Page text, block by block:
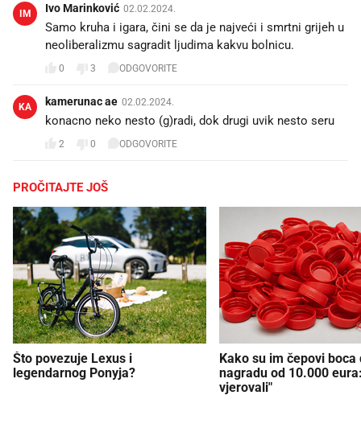
IM Ivo Marinković 02.02.2024.
Samo kruha i igara, čini se da je najveći i smrtni grijeh u
neoliberalizmu sagradit ljudima kakvu bolnicu.
0 3 ODGOVORITE
KA kamerunac ae 02.02.2024.
konacno neko nesto (g)radi, dok drugi uvik nesto seru
2 0 ODGOVORITE
PROČITAJTE JOŠ
Što povezuje Lexus i
legendarnog Ponyja?
Kako su im čepovi boca
nagradu od 10.000
vjerovali"